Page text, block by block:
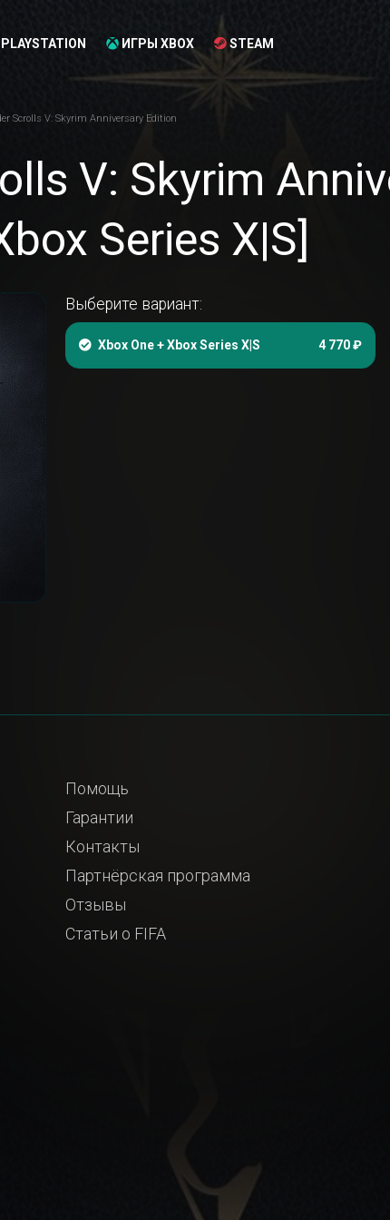
ИГРЫ XBOX STEAM
Scrolls V: Skyrim Anniversary Edition
V: Skyrim
Series X|S]
Выберите вариант:
Xbox One + Xbox Series X|S 4 770 ₽
Помощь
Гарантии
Контакты
Партнёрская программа
Отзывы
Статьи о FIFA